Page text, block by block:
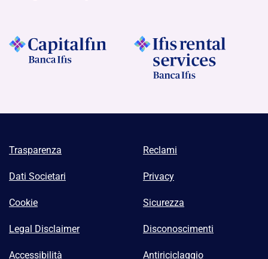
Trasparenza Reclami
Dati Societari Privacy
Cookie Sicurezza
Legal Disclaimer Disconoscimenti
Accessibilità Antiriciclaggio